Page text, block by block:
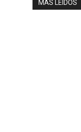
MAS LEÍDOS